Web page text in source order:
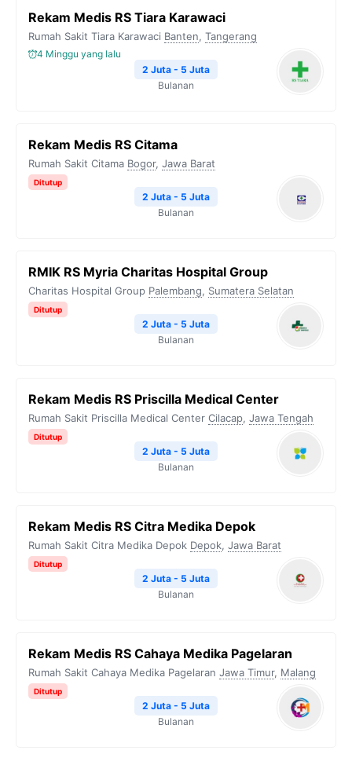
Rekam Medis RS Tiara Karawaci
Rumah Sakit Tiara Karawaci Banten, Tangerang
4 Minggu yang lalu
2 Juta - 5 Juta
Bulanan
Rekam Medis RS Citama
Rumah Sakit Citama Bogor, Jawa Barat
Ditutup
2 Juta - 5 Juta
Bulanan
RMIK RS Myria Charitas Hospital Group
Charitas Hospital Group Palembang, Sumatera Selatan
Ditutup
2 Juta - 5 Juta
Bulanan
Rekam Medis RS Priscilla Medical Center
Rumah Sakit Priscilla Medical Center Cilacap, Jawa Tengah
Ditutup
2 Juta - 5 Juta
Bulanan
Rekam Medis RS Citra Medika Depok
Rumah Sakit Citra Medika Depok Depok, Jawa Barat
Ditutup
2 Juta - 5 Juta
Bulanan
Rekam Medis RS Cahaya Medika Pagelaran
Rumah Sakit Cahaya Medika Pagelaran Jawa Timur, Malang
Ditutup
2 Juta - 5 Juta
Bulanan